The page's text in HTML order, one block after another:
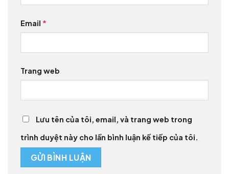
Email *
Trang web
Lưu tên của tôi, email, và trang web trong
trình duyệt này cho lần bình luận kế tiếp của tôi.